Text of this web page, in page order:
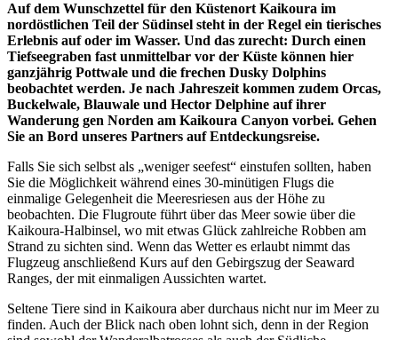
Auf dem Wunschzettel für den Küstenort Kaikoura im
nordöstlichen Teil der Südinsel steht in der Regel ein tierisches
Erlebnis auf oder im Wasser. Und das zurecht: Durch einen
Tiefseegraben fast unmittelbar vor der Küste können hier
ganzjährig Pottwale und die frechen Dusky Dolphins
beobachtet werden. Je nach Jahreszeit kommen zudem Orcas,
Buckelwale, Blauwale und Hector Delphine auf ihrer
Wanderung gen Norden am Kaikoura Canyon vorbei. Gehen
Sie an Bord unseres Partners auf Entdeckungsreise.
Falls Sie sich selbst als „weniger seefest“ einstufen sollten, haben
Sie die Möglichkeit während eines 30-minütigen Flugs die
einmalige Gelegenheit die Meeresriesen aus der Höhe zu
beobachten. Die Flugroute führt über das Meer sowie über die
Kaikoura-Halbinsel, wo mit etwas Glück zahlreiche Robben am
Strand zu sichten sind. Wenn das Wetter es erlaubt nimmt das
Flugzeug anschließend Kurs auf den Gebirgszug der Seaward
Ranges, der mit einmaligen Aussichten wartet.
Seltene Tiere sind in Kaikoura aber durchaus nicht nur im Meer zu
finden. Auch der Blick nach oben lohnt sich, denn in der Region